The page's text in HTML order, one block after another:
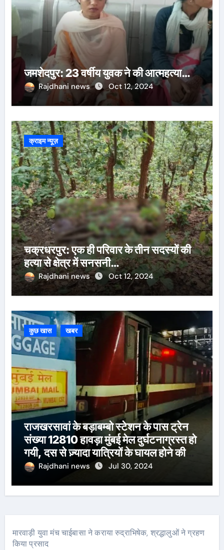
जमशेदपुर: 23 वर्षीय युवक ने की आत्महत्या…
Rajdhani news Oct 12, 2024
क्राइम न्यूज़
चक्रधरपुर: एक ही परिवार के तीन सदस्यों की
हत्या से क्षेत्र में सनसनी…
Rajdhani news Oct 12, 2024
कुछ खास खबर
राजखरसावां के बड़ाबम्बो स्टेशन के पास ट्रेन
संख्या 12810 हावड़ा मुंबई मेल दुर्घटनाग्रस्त हो
गयी, दस से ज़्यादा यात्रियों के घायल होने की
खबर।सरायकेला के वरीय पदाधिकारी
Rajdhani news Jul 30, 2024
मारवाड़ी युवा मंच चाईबासा ने कराया रुद्राभिषेक, श्रद्धालुओं ने ग्रहण
किया प्रसाद